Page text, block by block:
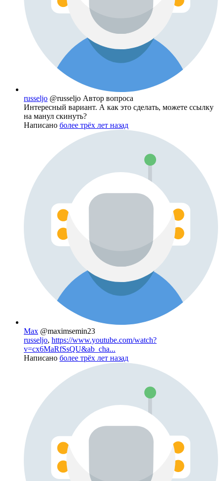
russeljo @russeljo Автор вопроса
Интересный вариант. А как это сделать, можете ссылку
на манул скинуть?
Написано более трёх лет назад
Max @maximsemin23
russeljo, https://www.youtube.com/watch?
v=cx6MaRfSsQU&ab_cha...
Написано более трёх лет назад